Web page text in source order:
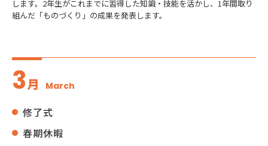
します。2年生がこれまでに習得した知識・技能を活かし、1年間取り
組んだ「ものづくり」の成果を発表します。
3月 March
修了式
春期休暇